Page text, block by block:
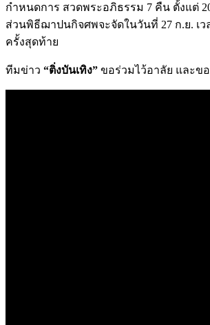
กำหนดการ สวดพระอภิธรรม 7 คืน ตั้งแต่
ส่วนพิธีฌาปนกิจศพจะจัดในวันที่ 27 ก.ย. เว
ครั้งสุดท้าย
ทีมข่าว “ติ่งบันเทิง” ขอร่วมไว้อาลัย และข